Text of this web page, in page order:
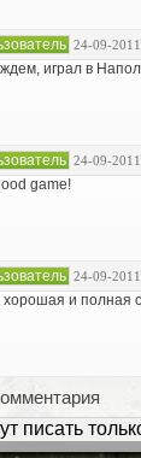
24-09-
играл в
24-09-
game!
24-09-
и полная
писать